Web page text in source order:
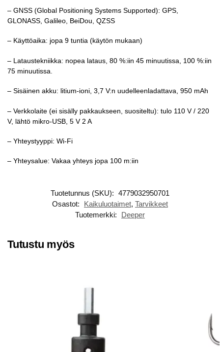
– GNSS (Global Positioning Systems Supported): GPS,
GLONASS, Galileo, BeiDou, QZSS
– Käyttöaika: jopa 9 tuntia (käytön mukaan)
– Lataustekniikka: nopea lataus, 80 %:iin 45 minuutissa, 100 %:iin
75 minuutissa.
– Sisäinen akku: litium-ioni, 3,7 V:n uudelleenladattava, 950 mAh
– Verkkolaite (ei sisälly pakkaukseen, suositeltu): tulo 110 V / 220
V, lähtö mikro-USB, 5 V 2 A
– Yhteystyyppi: Wi-Fi
– Yhteysalue: Vakaa yhteys jopa 100 m:iin
Tuotetunnus (SKU): 4779032950701
Osastot:
Kaikuluotaimet, Tarvikkeet
Tuotemerkki:
Deeper
Tutustu myös